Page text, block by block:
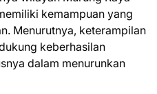
kemampuan yang
Menurutnya, keterampilan
keberhasilan
dalam menurunkan